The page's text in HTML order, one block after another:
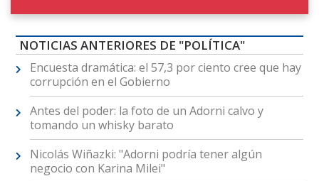
NOTICIAS ANTERIORES DE "POLÍTICA"
Encuesta dramática: el 57,3 por ciento cree que hay
corrupción en el Gobierno
Antes del poder: la foto de un Adorni calvo y
tomando un whisky barato
Nicolás Wiñazki: "Adorni podría tener algún
negocio con Karina Milei"